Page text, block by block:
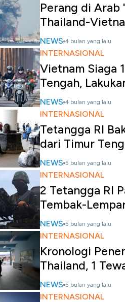
Perang di Arab
Thailand-
NEWS 4 bulan yang lalu
INTERNASIONAL
Vietnam Siaga
Tengah,
NEWS 4 bulan yang lalu
INTERNASIONAL
Tetangga RI
dari Timur
NEWS 5 bulan yang lalu
INTERNASIONAL
2 Tetangga RI
Tembak-
NEWS 5 bulan yang lalu
INTERNASIONAL
Kronologi
Thailand, 1
NEWS 5 bulan yang lalu
INTERNASIONAL